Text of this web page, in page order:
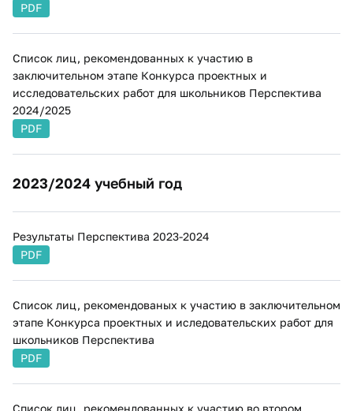
PDF
Список лиц, рекомендованных к участию в
заключительном этапе Конкурса проектных и
исследовательских работ для школьников Перспектива
2024/2025
PDF
​​2023/2024 учебный год
​Результаты Перспектива 2023-2024
PDF
Список лиц, рекомендованых к участию в заключительном
этапе Конкурса проектных и иследовательских работ для
школьников Перспектива
PDF
Список лиц, рекомендованных к участию во втором